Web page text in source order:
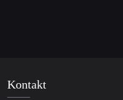
Kontakt